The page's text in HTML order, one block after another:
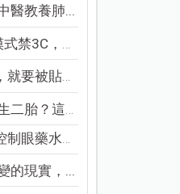
醫教養肺...
3C，看...
要被貼「...
胎？這8...
眼藥水納...
的現實，...